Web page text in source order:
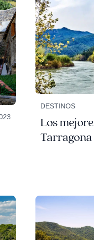
DESTINOS
Los
Tarragona